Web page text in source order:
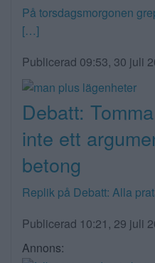
På torsdagsmorgonen
[…]
Publicerad 09:53, 30 juli
Debatt:
inte ett
betong
Replik på Debatt: Alla
Publicerad 10:21, 29 juli
Annons: